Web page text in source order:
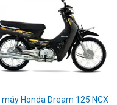
máy Honda Dream 125 NCX